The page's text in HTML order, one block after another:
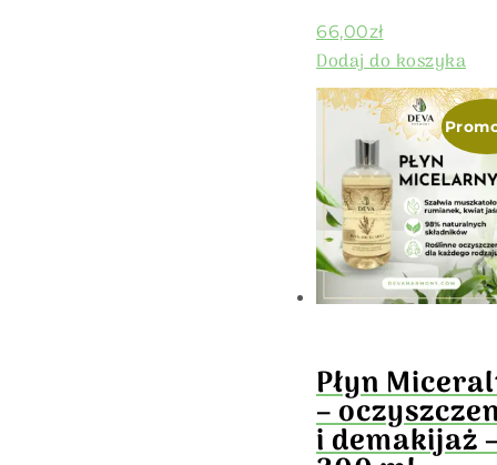
66,00zł
Dodaj do koszyka
Płyn
–
i demakijaż